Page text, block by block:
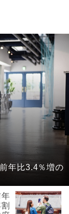
年比3.4％増の